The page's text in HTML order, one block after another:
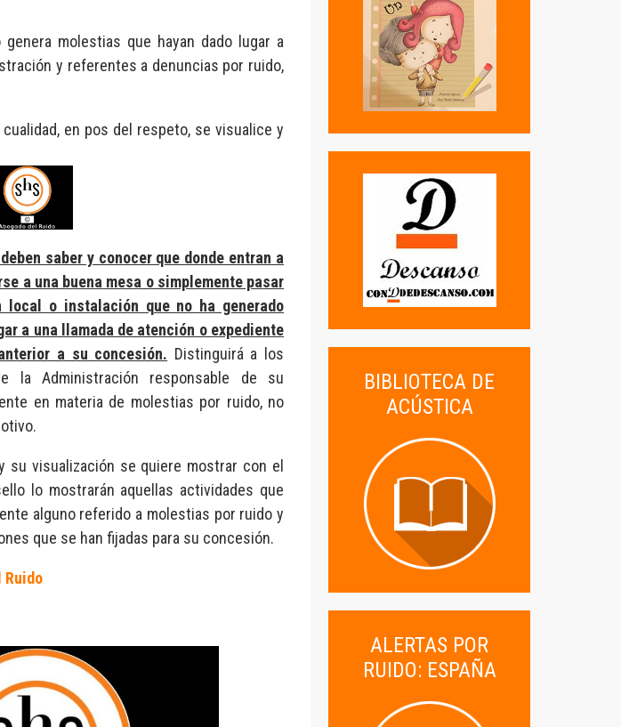
molestias que hayan dado lugar a
y referentes a denuncias por ruido,
en pos del respeto, se visualice y
saber y conocer que donde entran a
a una buena mesa o simplemente pasar
local o instalación que no ha generado
a una llamada de atención o expediente
a su concesión. Distinguirá a los
la Administración responsable de su
en materia de molestias por ruido, no
su visualización se quiere mostrar con el
lo mostrarán aquellas actividades que
alguno referido a molestias por ruido y
que se han fijadas para su concesión.
Ruido
BIBLIOTECA DE
ACÚSTICA
ALERTAS POR
RUIDO: ESPAÑA